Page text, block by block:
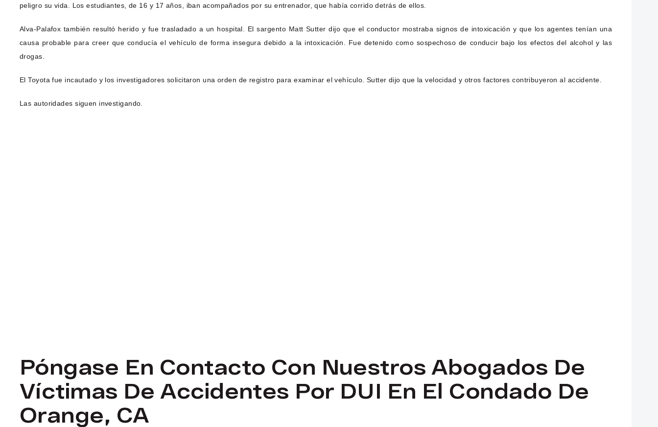
peligro su vida. Los estudiantes, de 16 y 17 años, iban acompañados por su entrenador, que había corrido detrás de ellos.
Alva-Palafox también resultó herido y fue trasladado a un hospital. El sargento Matt Sutter dijo que el conductor mostraba signos de intoxicación y que los agentes tenían una
causa probable para creer que conducía el vehículo de forma insegura debido a la intoxicación. Fue detenido como sospechoso de conducir bajo los efectos del alcohol y las
drogas.
El Toyota fue incautado y los investigadores solicitaron una orden de registro para examinar el vehículo. Sutter dijo que la velocidad y otros factores contribuyeron al accidente.
Las autoridades siguen investigando.
Póngase En Contacto Con Nuestros Abogados De
Víctimas De Accidentes Por DUI En El Condado De
Orange, CA